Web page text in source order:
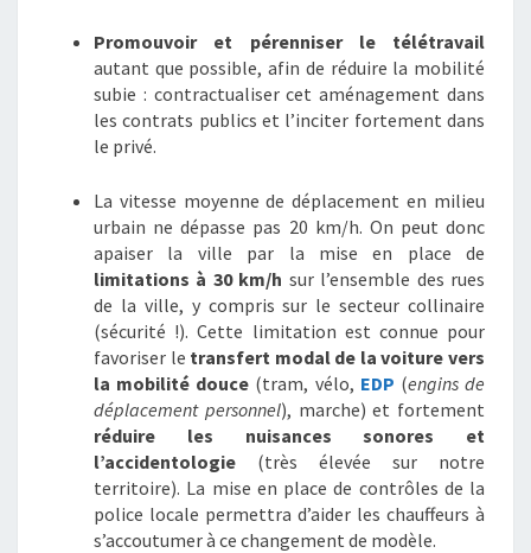
Promouvoir et pérenniser le télétravail
autant que possible, afin de réduire la mobilité
subie : contractualiser cet aménagement dans
les contrats publics et l’inciter fortement dans
le privé.
La vitesse moyenne de déplacement en milieu
urbain ne dépasse pas 20 km/h. On peut donc
apaiser la ville par la mise en place de
limitations à 30 km/h sur l’ensemble des rues
de la ville, y compris sur le secteur collinaire
(sécurité !). Cette limitation est connue pour
favoriser le transfert modal de la voiture vers
la mobilité douce (tram, vélo, EDP (engins de
déplacement personnel), marche) et fortement
réduire les nuisances sonores et
l’accidentologie (très élevée sur notre
territoire). La mise en place de contrôles de la
police locale permettra d’aider les chauffeurs à
s’accoutumer à ce changement de modèle.